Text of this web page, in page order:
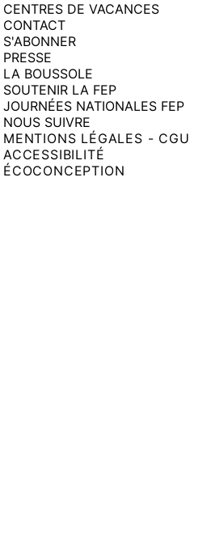
CENTRES DE VACANCES
CONTACT
S'ABONNER
PRESSE
LA BOUSSOLE
SOUTENIR LA FEP
JOURNÉES NATIONALES FEP
NOUS SUIVRE
MENTIONS LÉGALES - CGU
ACCESSIBILITÉ
ÉCOCONCEPTION